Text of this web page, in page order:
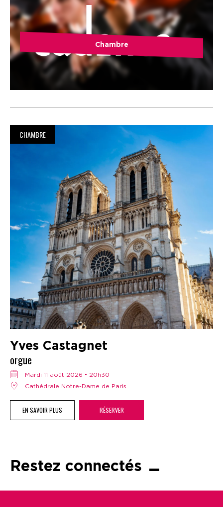
Chambre
CHAMBRE
Yves Castagnet
orgue
mardi 11 août 2026 • 20h30
Cathédrale Notre-Dame de Paris
EN SAVOIR PLUS RÉSERVER
Restez connectés